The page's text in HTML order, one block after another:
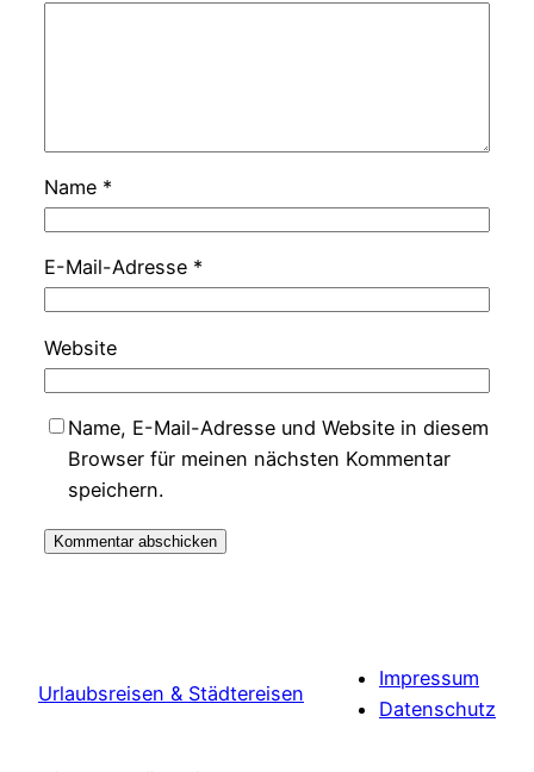
Name *
E-Mail-Adresse *
Website
Name, E-Mail-Adresse und Website in diesem
Browser für meinen nächsten Kommentar
speichern.
Urlaubsreisen & Städtereisen
Impressum
Datenschutz